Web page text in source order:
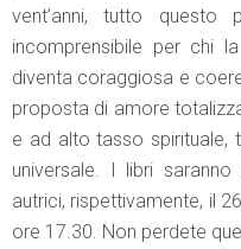
vent’anni, tutto questo
incomprensibile per chi
diventa coraggiosa e
proposta di amore
e ad alto tasso spirituale,
universale. I libri saranno
autrici, rispettivamente, il
ore 17.30. Non perdete